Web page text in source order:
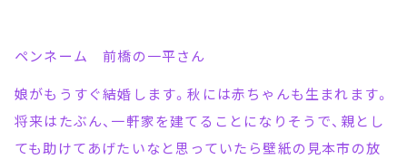
ペンネーム 前橋の一平さん
娘がもうすぐ結婚します。秋には赤ちゃんも生まれます。
将来はたぶん、一軒家を建てることになりそうで、親とし
ても助けてあげたいなと思っていたら壁紙の見本市の放